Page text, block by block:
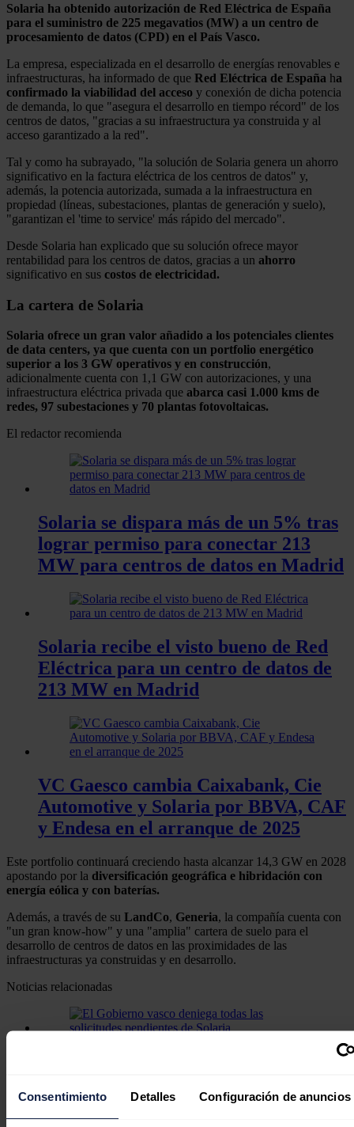
Consentimiento Detalles Configuración de anuncios
Solaria ha obtenido autorización de Red Eléctrica de España
para el suministro de 225 megavatios (MW) a un centro de
procesamiento de datos (CPD) en el País Vasco.
La empresa, especializada en el desarrollo de energías renovables e
infraestructuras, ha informado de que Red Eléctrica de España ha
confirmado la viabilidad del acceso y conexión de dicha potencia
de demanda, lo que "asegura el desarrollo en tiempo récord" de los
centros de datos, "gracias a su infraestructura ya construida y al
acceso garantizado a la red".
Tal y como ha subrayado, "la solución de Solaria genera un ahorro
significativo en la factura eléctrica de los centros de datos" y,
además, la potencia autorizada, sumada a la infraestructura en
propiedad (líneas, subestaciones, plantas de generación y suelo),
"garantizan el 'time to service' más rápido del mercado".
Desde Solaria han explicado que su solución ofrece mayor
rentabilidad para los centros de datos, gracias a un ahorro
significativo en sus costos de electricidad.
La cartera de Solaria
Solaria ofrece un gran valor añadido a los potenciales clientes
de data centers, ya que cuenta con un portfolio energético
superior a los 3 GW operativos y en construcción,
adicionalmente cuenta con 1,1 GW con autorizaciones, y una
infraestructura eléctrica privada que abarca casi 1.000 kms de
redes, 97 subestaciones y 70 plantas fotovoltaicas.
El redactor recomienda
Solaria se dispara más de un 5% tras
lograr permiso para conectar 213
MW para centros de datos en Madrid
Solaria recibe el visto bueno de Red
Eléctrica para un centro de datos de
213 MW en Madrid
VC Gaesco cambia Caixabank, Cie
Automotive y Solaria por BBVA, CAF
y Endesa en el arranque de 2025
Este portfolio continuará creciendo hasta alcanzar 14,3 GW en 2028
apostando por la diversificación geográfica e hibridación con
energía eólica y con baterías.
Además, a través de su LandCo, Generia, la compañía cuenta con
"un gran know-how" y una "amplia" cartera de suelo para el
desarrollo de centros de datos en las proximidades de las
infraestructuras ya construidas y en desarrollo.
Noticias relacionadas
Redacción31/07/2026